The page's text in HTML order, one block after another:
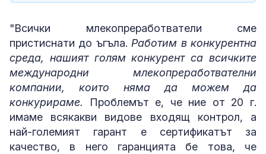
"Всички млекопреработватели сме
пристиснати до ъгъла. Работим в конкурентна
среда, нашият голям конкурент са всичките
международни млекопреработвателни
компании, които няма да можем да
конкурираме.
Проблемът е, че ние от 20 г.
имаме всякакви видове входящ контрол, а
най-големият гарант е сертификатът за
качество, в него гаранцията бе това, че